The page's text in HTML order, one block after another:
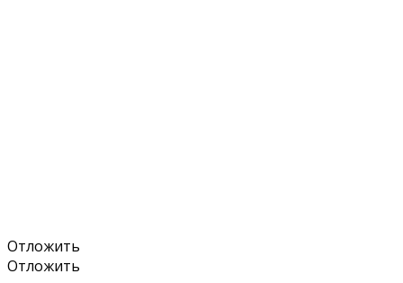
Отложить
Отложить